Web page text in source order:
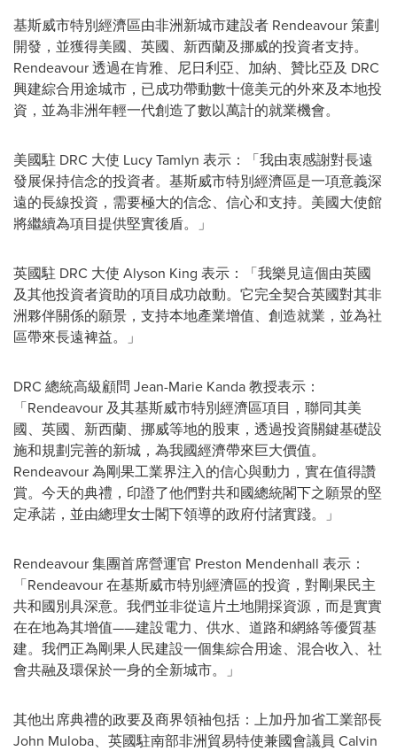
基斯威市特別經濟區由非洲新城市建設者 Rendeavour 策劃
開發，並獲得美國、英國、新西蘭及挪威的投資者支持。
Rendeavour 透過在肯雅、尼日利亞、加納、贊比亞及 DRC
興建綜合用途城市，已成功帶動數十億美元的外來及本地投
資，並為非洲年輕一代創造了數以萬計的就業機會。
美國駐 DRC 大使 Lucy Tamlyn 表示：「我由衷感謝對長遠
發展保持信念的投資者。基斯威市特別經濟區是一項意義深
遠的長線投資，需要極大的信念、信心和支持。美國大使館
將繼續為項目提供堅實後盾。」
英國駐 DRC 大使 Alyson King 表示：「我樂見這個由英國
及其他投資者資助的項目成功啟動。它完全契合英國對其非
洲夥伴關係的願景，支持本地產業增值、創造就業，並為社
區帶來長遠裨益。」
DRC 總統高級顧問 Jean-Marie Kanda教授表示：
「Rendeavour 及其基斯威市特別經濟區項目，聯同其美
國、英國、新西蘭、挪威等地的股東，透過投資關鍵基礎設
施和規劃完善的新城，為我國經濟帶來巨大價值。
Rendeavour 為剛果工業界注入的信心與動力，實在值得讚
賞。今天的典禮，印證了他們對共和國總統閣下之願景的堅
定承諾，並由總理女士閣下領導的政府付諸實踐。」
Rendeavour 集團首席營運官 Preston Mendenhall 表示：
「Rendeavour 在基斯威市特別經濟區的投資，對剛果民主
共和國別具深意。我們並非從這片土地開採資源，而是實實
在在地為其增值——建設電力、供水、道路和網絡等優質基
建。我們正為剛果人民建設一個集綜合用途、混合收入、社
會共融及環保於一身的全新城市。」
其他出席典禮的政要及商界領袖包括：上加丹加省工業部長
John Muloba、英國駐南部非洲貿易特使兼國會議員 Calvin